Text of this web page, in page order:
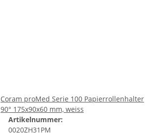
Coram proMed Serie 100 Papierrollenhalter
90° 175x90x60 mm, weiss
Artikelnummer:
0020ZH31PM